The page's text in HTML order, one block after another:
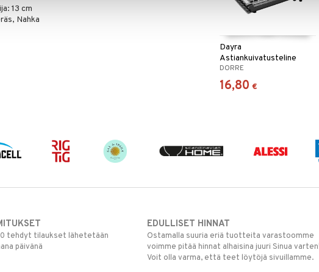
13 cm
Nahka
Dayra
Astiankuivatusteline
kokoontaittuva
DORRE
16,80 €
tehdyt tilaukset lähetetään
päivänä
EDULLISET HINNAT
Ostamalla suuria eriä tuotteita varastoomme
voimme pitää hinnat alhaisina juuri Sinua
Voit olla varma, että teet löytöjä sivuillamme.